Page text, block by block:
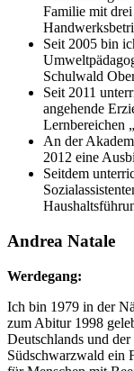
Familie mit
Seit 2005 bin
Schulwald
Seit 2011
angehende
Lernbereichen
An der
2012 eine
Seitdem
Andrea Natale
Werdegang:
Ich bin 1979 in der
zum Abitur 1998
Deutschlands und
Südschwarzwald ein